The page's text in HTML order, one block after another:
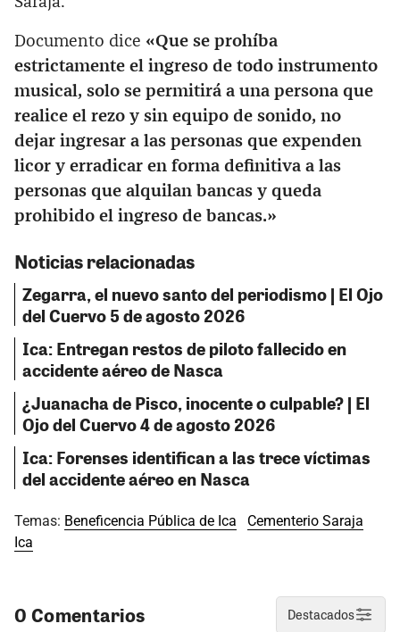
Documento dice «Que se prohíba
estrictamente el ingreso de todo instrumento
musical, solo se permitirá a una persona que
realice el rezo y sin equipo de sonido, no
dejar ingresar a las personas que expenden
licor y erradicar en forma definitiva a las
personas que alquilan bancas y queda
prohibido el ingreso de bancas.»
Noticias relacionadas
Zegarra, el nuevo santo del periodismo | El Ojo
del Cuervo 5 de agosto 2026
Ica: Entregan restos de piloto fallecido en
accidente aéreo de Nasca
¿Juanacha de Pisco, inocente o culpable? | El
Ojo del Cuervo 4 de agosto 2026
Ica: Forenses identifican a las trece víctimas
del accidente aéreo en Nasca
Temas: Beneficencia Pública de Ica
Cementerio Saraja
Ica
0 Comentarios Destacados